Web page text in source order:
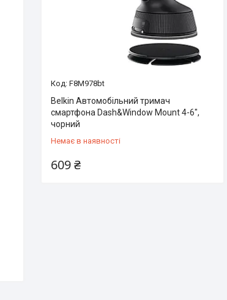
F8M978bt
Belkin Автомобільний тримач
смартфона Dash&Window Mount 4-6",
чорний
Немає в наявності
609 ₴